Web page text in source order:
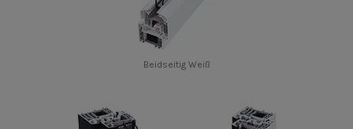
Beidseitig Weiß